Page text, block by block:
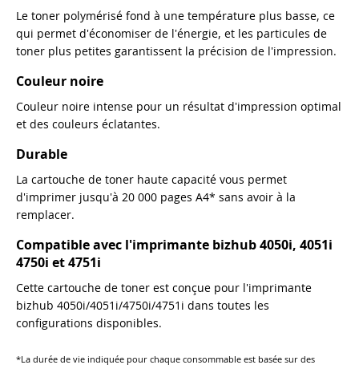
Le toner polymérisé fond à une température plus basse, ce
qui permet d'économiser de l'énergie, et les particules de
toner plus petites garantissent la précision de l'impression.
Couleur noire
Couleur noire intense pour un résultat d'impression optimal
et des couleurs éclatantes.
Durable
La cartouche de toner haute capacité vous permet
d'imprimer jusqu'à 20 000 pages A4* sans avoir à la
remplacer.
Compatible avec l'imprimante bizhub 4050i, 4051i
4750i et 4751i
Cette cartouche de toner est conçue pour l'imprimante
bizhub 4050i/4051i/4750i/4751i dans toutes les
configurations disponibles.
*La durée de vie indiquée pour chaque consommable est basée sur des